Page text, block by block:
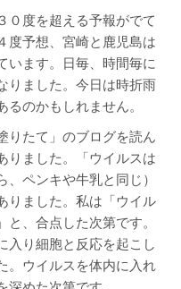
０度を超える予報がでて
度予想、宮崎と鹿児島は
います。日毎、時間毎に
りました。今日は時折雨
のかもしれません。
りたて」のブログを読ん
りました。「ウイルスは
ペンキや牛乳と同じ）
りました。私は「ウイル
、合点した次第です。
入り細胞と反応を起こし
。ウイルスを体内に入れ